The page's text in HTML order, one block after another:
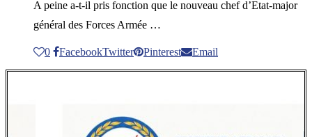
A peine a-t-il pris fonction que le nouveau chef d’Etat-major
général des Forces Armée …
0 FacebookTwitter Pinterest Email